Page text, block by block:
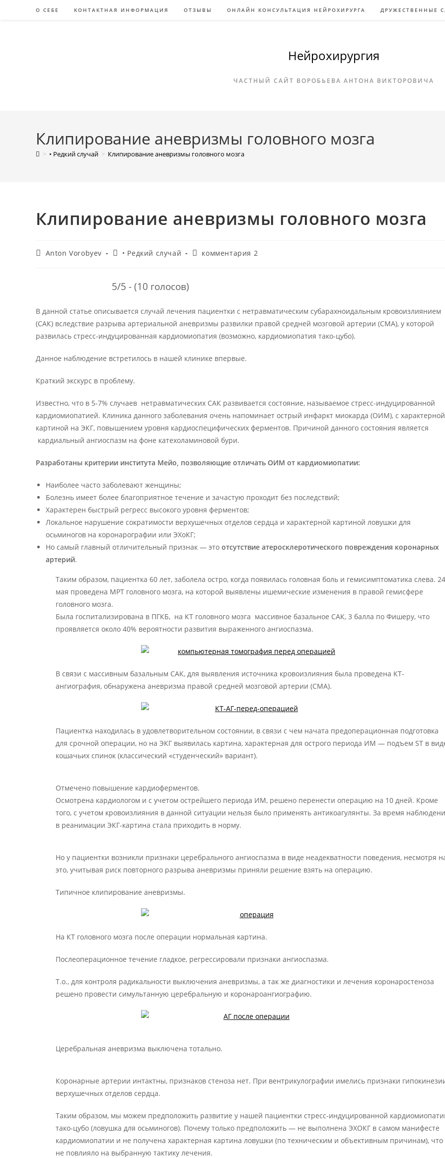
О СЕБЕ КОНТАКТНАЯ ИНФОРМАЦИЯ ОТЗЫВЫ ОНЛАЙН КОНСУЛЬТАЦИЯ НЕЙРОХИРУРГА ДРУЖЕСТВЕННЫЕ
Нейрохирургия
ЧАСТНЫЙ САЙТ ВОРОБЬЕВА АНТОНА ВИКТОРОВИЧА
Клипирование аневризмы головного мозга
> • Редкий случай > Клипирование аневризмы головного мозга
Клипирование аневризмы головного мозга
АвторAnton Vorobyev
Рубрика
• Редкий случай
Комментарии
комментария 2
5/5 - (10 голосов)
В данной статье описывается случай лечения пациентки с нетравматическим субарахноидальным кровоизлиянием
(САК) вследствие разрыва артериальной аневризмы развилки правой средней мозговой артерии (СМА), у которой
развилась стресс-индуцированная кардиомиопатия (возможно, кардиомиопатия тако-цубо).
Данное наблюдение встретилось в нашей клинике впервые.
Краткий экскурс в проблему.
Известно, что в 5-7% случаев нетравматических САК развивается состояние, называемое стресс-индуцированной
кардиомиопатией. Клиника данного заболевания очень напоминает острый инфаркт миокарда (ОИМ), с характерной
картиной на ЭКГ, повышением уровня кардиоспецифических ферментов. Причиной данного состояния является
кардиальный ангиоспазм на фоне катехоламиновой бури.
Разработаны критерии института Мейо, позволяющие отличать ОИМ от кардиомиопатии:
Наиболее часто заболевают женщины;
Болезнь имеет более благоприятное течение и зачастую проходит без последствий;
Характерен быстрый регресс высокого уровня ферментов;
Локальное нарушение сократимости верхушечных отделов сердца и характерной картиной ловушки для
осьминогов на коронарографии или ЭХоКГ;
Но самый главный отличительный признак — это отсутствие атеросклеротического повреждения коронарных
артерий.
Таким образом, пациентка 60 лет, заболела остро, когда появилась головная боль и гемисимптоматика слева. 24
мая проведена МРТ головного мозга, на которой выявлены ишемические изменения в правой гемисфере
головного мозга.
Была госпитализирована в ПГКБ, на КТ головного мозга массивное базальное САК, 3 балла по Фишеру, что
проявляется около 40% вероятности развития выраженного ангиоспазма.
В связи с массивным базальным САК, для выявления источника кровоизлияния была проведена КТ-
ангиография, обнаружена аневризма правой средней мозговой артерии (СМА).
Пациентка находилась в удовлетворительном состоянии, в связи с чем начата предоперационная подготовка
для срочной операции, но на ЭКГ выявилась картина, характерная для острого периода ИМ — подъем ST в
кошачьих спинок (классический «студенческий» вариант).
Отмечено повышение кардиоферментов.
Осмотрена кардиологом и с учетом острейшего периода ИМ, решено перенести операцию на 10 дней. Кроме
того, с учетом кровоизлияния в данной ситуации нельзя было применять антикоагулянты. За время
в реанимации ЭКГ-картина стала приходить в норму.
Но у пациентки возникли признаки церебрального ангиоспазма в виде неадекватности поведения, несмотря
это, учитывая риск повторного разрыва аневризмы приняли решение взять на операцию.
Типичное клипирование аневризмы.
На КТ головного мозга после операции нормальная картина.
Послеоперационное течение гладкое, регрессировали признаки ангиоспазма.
Т.о., для контроля радикальности выключения аневризмы, а так же диагностики и лечения коронаростеноза
решено провести симультанную церебральную и коронароангиографию.
Церебральная аневризма выключена тотально.
Коронарные артерии интактны, признаков стеноза нет. При вентрикулографии имелись признаки
верхушечных отделов сердца.
Таким образом, мы можем предположить развитие у нашей пациентки стресс-индуцированной
тако-цубо (ловушка для осьминогов). Почему только предположить — не выполнена ЭХОКГ в самом манифесте
кардиомиопатии и не получена характерная картина ловушки (по техническим и объективным причинам), что
не повлияло на выбранную тактику лечения.